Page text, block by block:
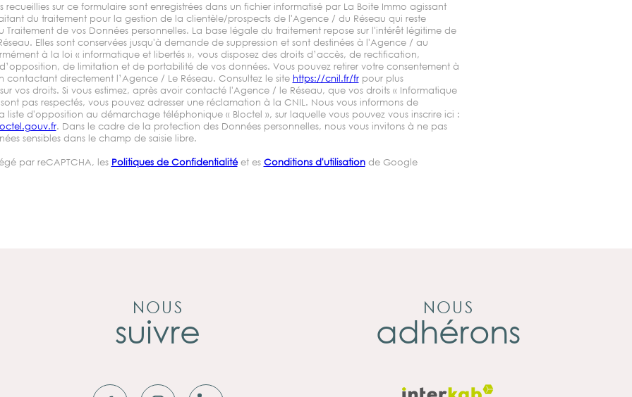
recueillies sur ce formulaire sont enregistrées dans un fichier informatisé par La Boite Immo agissant
du traitement pour la gestion de la clientèle/prospects de l'Agence / du Réseau qui reste
Traitement de vos Données personnelles. La base légale du traitement repose sur l'intérêt légitime de
Elles sont conservées jusqu'à demande de suppression et sont destinées à l'Agence / au
à la loi « informatique et libertés », vous disposez des droits d’accès, de rectification,
de limitation et de portabilité de vos données. Vous pouvez retirer votre consentement à
contactant directement l’Agence / Le Réseau. Consultez le site https://cnil.fr/frpour plus
vos droits. Si vous estimez, après avoir contacté l'Agence / le Réseau, que vos droits « Informatique
pas respectés, vous pouvez adresser une réclamation à la CNIL. Nous vous informons de
liste d'opposition au démarchage téléphonique « Bloctel », sur laquelle vous pouvez vous inscrire ici :
. Dans le cadre de la protection des Données personnelles, nous vous invitons à ne pas
sensibles dans le champ de saisie libre.
par reCAPTCHA, les Politiques de Confidentialitéet es Conditions d'utilisationde Google
NOUS
suivre
NOUS
adhérons